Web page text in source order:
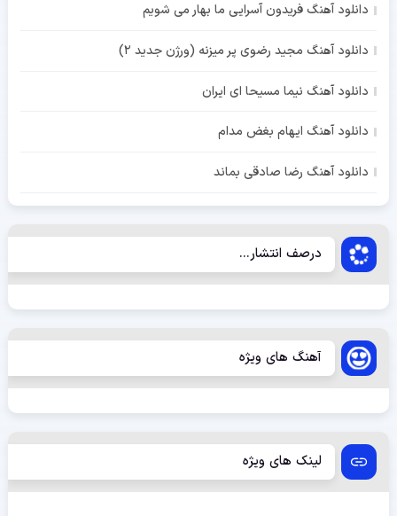
دانلود آهنگ فریدون آسرایی ما بهار می شویم
دانلود آهنگ مجید رضوی پر میزنه (ورژن جدید 2)
دانلود آهنگ نیما مسیحا ای ایران
دانلود آهنگ ایهام بغض مدام
دانلود آهنگ رضا صادقی بماند
درصف انتشار...
آهنگ های ویژه
لینک های ویژه